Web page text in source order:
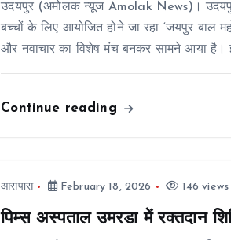
उदयपुर (अमोलक न्यूज Amolak News)।
बच्चों के लिए आयोजित होने जा रहा ‘जयपुर बाल
और नवाचार का विशेष मंच बनकर सामने आया है।
Continue reading
आसपास February 18, 2026 146 views
पिम्स अस्पताल उमरडा में रक्तदान